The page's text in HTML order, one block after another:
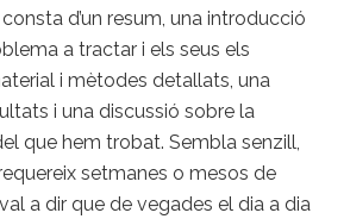
consta d’un resum, una introducció
a tractar i els seus els
i mètodes detallats, una
i una discussió sobre la
que hem trobat. Sembla senzill,
setmanes o mesos de
a dir que de vegades el dia a dia